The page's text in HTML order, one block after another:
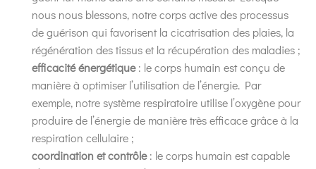
nous nous blessons, notre corps active des processus
de guérison qui favorisent la cicatrisation des plaies, la
régénération des tissus et la récupération des maladies ;
efficacité énergétique: le corps humain est conçu de
manière à optimiser l’utilisation de l’énergie. Par
exemple, notre système respiratoire utilise l’oxygène pour
produire de l’énergie de manière très efficace grâce à la
respiration cellulaire ;
coordination et contrôle: le corps humain est capable